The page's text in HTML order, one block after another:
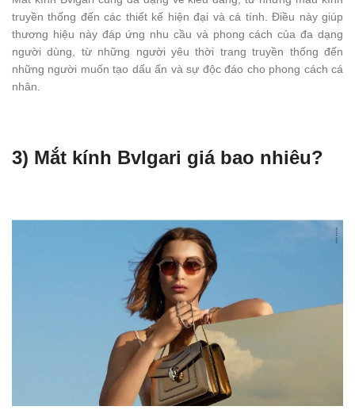
truyền thống đến các thiết kế hiện đại và cá tính. Điều này giúp
thương hiệu này đáp ứng nhu cầu và phong cách của đa dạng
người dùng, từ những người yêu thời trang truyền thống đến
những người muốn tạo dấu ấn và sự độc đáo cho phong cách cá
nhân.
3) Mắt kính Bvlgari giá bao nhiêu?